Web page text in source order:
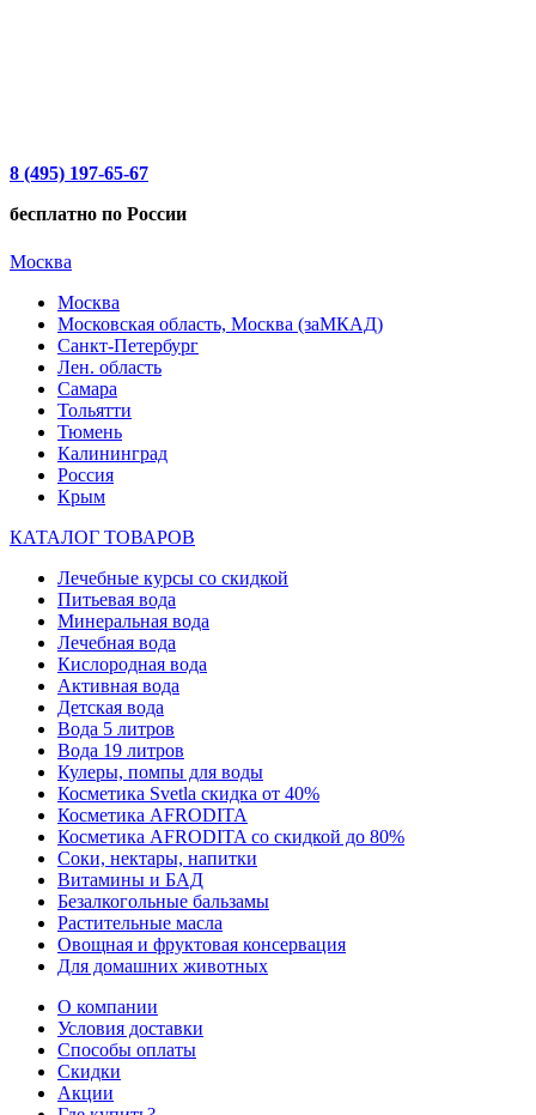
8 (495) 197-65-67
бесплатно по России
Москва
Москва
Московская область, Москва (заМКАД)
Санкт-Петербург
Лен. область
Самара
Тольятти
Тюмень
Калининград
Россия
Крым
КАТАЛОГ ТОВАРОВ
Лечебные курсы со скидкой
Питьевая вода
Минеральная вода
Лечебная вода
Кислородная вода
Активная вода
Детская вода
Вода 5 литров
Вода 19 литров
Кулеры, помпы для воды
Косметика Svetla скидка от 40%
Косметика AFRODITA
Косметика AFRODITA со скидкой до 80%
Соки, нектары, напитки
Витамины и БАД
Безалкогольные бальзамы
Растительные масла
Овощная и фруктовая консервация
Для домашних животных
О компании
Условия доставки
Способы оплаты
Скидки
Акции